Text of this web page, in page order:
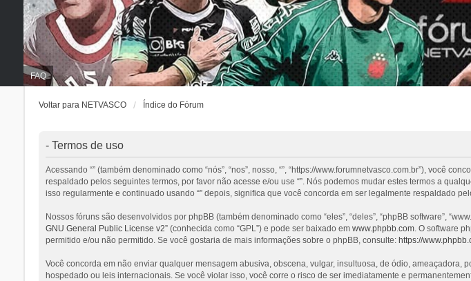
FAQ
Voltar para NETVASCO Índice do Fórum
- Termos de uso
Acessando “” (também denominado como “nós”, “nos”, nosso, “”, “https://www.forumnetvasco.com.br”), você
respaldado pelos seguintes termos, por favor não acesse e/ou use “”. Nós podemos mudar estes termos a
isso regularmente e continuado usando “” depois, significa que você concorda em ser legalmente respaldado
Nossos fóruns são desenvolvidos por phpBB (também denominado como “eles”, “deles”, “phpBB software”,
GNU General Public License v2” (conhecida como “GPL”) e pode ser baixado em www.phpbb.com. O software
permitido e/ou não permitido. Se você gostaria de mais informações sobre o phpBB, consulte: https://
Você concorda em não enviar qualquer mensagem abusiva, obscena, vulgar, insultuosa, de ódio,
hospedado ou leis internacionais. Se você violar isso, você corre o risco de ser imediatamente e